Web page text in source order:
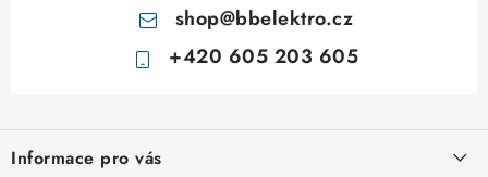
shop@bbelektro.cz
+420 605 203 605
pInformace pro vás